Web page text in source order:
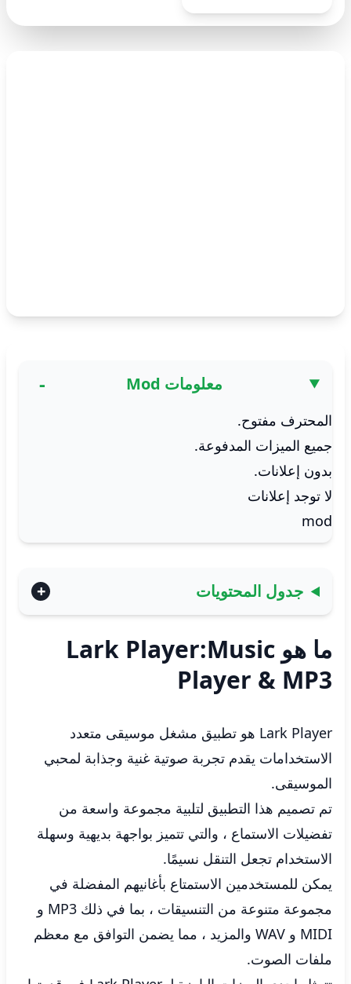
معلومات Mod
المحترف مفتوح.
جميع الميزات المدفوعة.
بدون إعلانات.
لا توجد إعلانات
mod
جدول المحتويات
ما هو Lark Player:Music
Player & MP3
Lark Player هو تطبيق مشغل موسيقى متعدد
الاستخدامات يقدم تجربة صوتية غنية وجذابة لمحبي
الموسيقى.
تم تصميم هذا التطبيق لتلبية مجموعة واسعة من
تفضيلات الاستماع ، والتي تتميز بواجهة بديهية وسهلة
الاستخدام تجعل التنقل نسيمًا.
يمكن للمستخدمين الاستمتاع بأغانيهم المفضلة في
مجموعة متنوعة من التنسيقات ، بما في ذلك MP3 و
MIDI و WAV والمزيد ، مما يضمن التوافق مع معظم
ملفات الصوت.